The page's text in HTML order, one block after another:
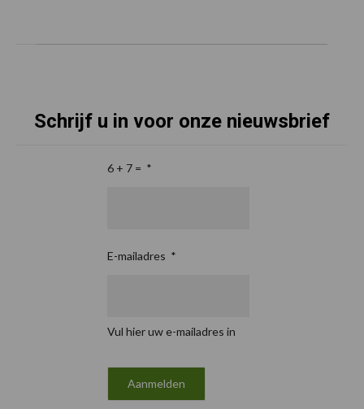
Schrijf u in voor onze nieuwsbrief
6 + 7 = *
E-mailadres *
Vul hier uw e-mailadres in